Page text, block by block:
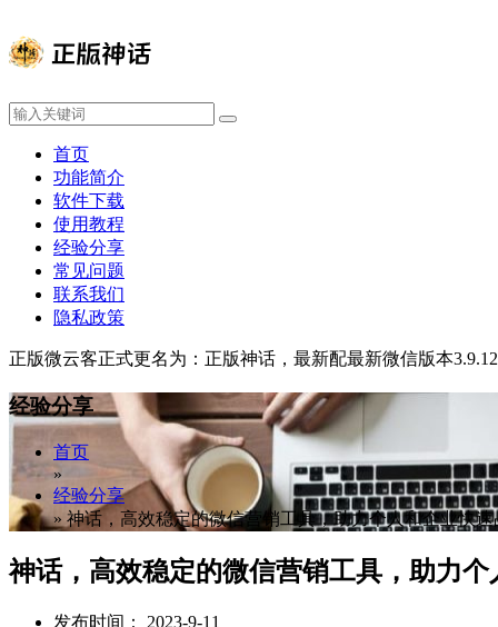
首页
功能简介
软件下载
使用教程
经验分享
常见问题
联系我们
隐私政策
正版微云客正式更名为：正版神话，最新配最新微信版本
经验分享
首页
»
经验分享
» 神话，高效稳定的微信营销工具，助力个人和企业快速
神话，高效稳定的微信营销工具，助力
发布时间： 2023-9-11